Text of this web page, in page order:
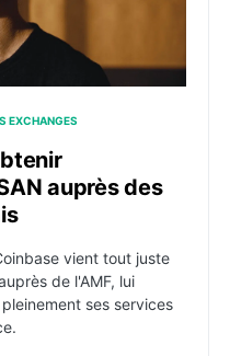
EXCHANGES
auprès des
vient tout juste
de l'AMF, lui
ses services